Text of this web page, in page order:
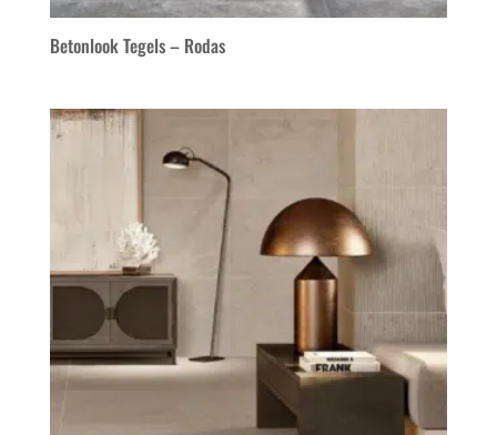
Betonlook Tegels – Rodas